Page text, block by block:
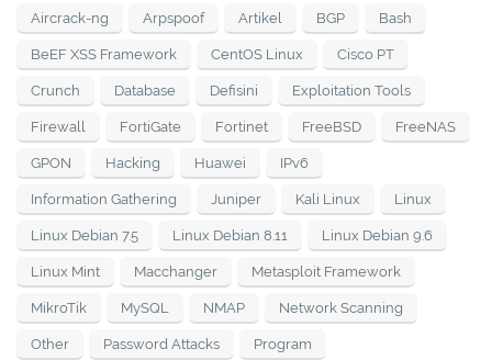
Aircrack-ng Arpspoof Artikel BGP Bash
BeEF XSS Framework CentOS Linux Cisco PT
Crunch Database Defisini Exploitation Tools
Firewall FortiGate Fortinet FreeBSD FreeNAS
GPON Hacking Huawei IPv6
Information Gathering Juniper Kali Linux Linux
Linux Debian 7.5 Linux Debian 8.11 Linux Debian 9.6
Linux Mint Macchanger Metasploit Framework
MikroTik MySQL NMAP Network Scanning
Other Password Attacks Program